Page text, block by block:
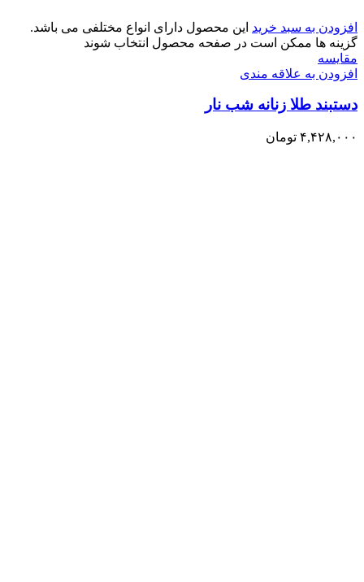
افزودن به سبد خرید این محصول دارای انواع مختلفی می باشد.
گزینه ها ممکن است در صفحه محصول انتخاب شوند
مقایسه
افزودن به علاقه مندی
دستبند طلا زنانه شب نار
۴,۴۲۸,۰۰۰ تومان